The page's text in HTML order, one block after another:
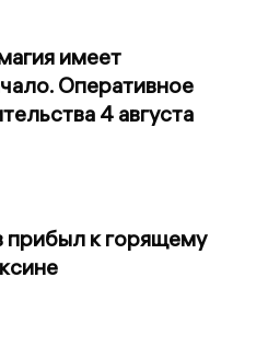
имеет
Оперативное
4 августа
к горящему